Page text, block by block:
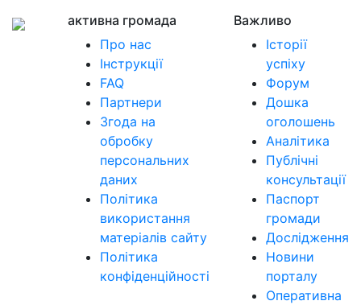
активна громада
Про нас
Інструкції
FAQ
Партнери
Згода на
обробку
персональних
даних
Політика
використання
матеріалів сайту
Політика
конфіденційності
Важливо
Історії
успіху
Форум
Дошка
оголошень
Аналітика
Публічні
консультації
Паспорт
громади
Дослідження
Новини
порталу
Оперативна